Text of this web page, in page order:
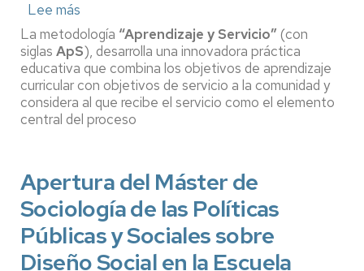
Lee más
Aprendizaje-
Servicio
(ApS)
en
la
Facultad
de
Economía
de
Zaragoza
La metodología “Aprendizaje y Servicio”(con
siglas ApS), desarrolla una innovadora práctica
educativa que combina los objetivos de aprendizaje
curricular con objetivos de servicio a la comunidad y
considera al que recibe el servicio como el elemento
central del proceso
Apertura del Máster de
Sociología de las Políticas
Públicas y Sociales sobre
Diseño Social en la Escuela